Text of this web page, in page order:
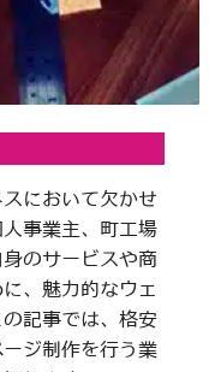
において欠かせ
事業主、町工場
のサービスや商
、魅力的なウェ
記事では、格安
ジ制作を行う業